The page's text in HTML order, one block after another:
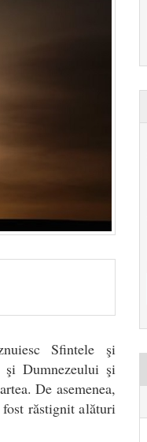
Sfintele şi
şi Dumnezeului şi
De asemenea,
răstignit alături